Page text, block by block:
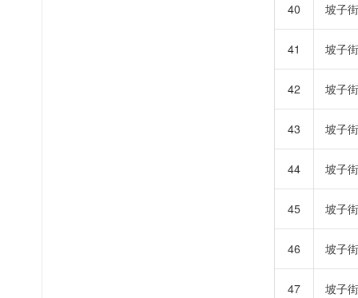
40 坡子街
41 坡子街
42 坡子街
43 坡子街
44 坡子街
45 坡子街
46 坡子街
47 坡子街